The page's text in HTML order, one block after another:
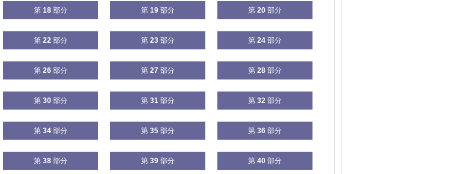
第 18 部分 第 19 部分 第 20 部分
第 22 部分 第 23 部分 第 24 部分
第 26 部分 第 27 部分 第 28 部分
第 30 部分 第 31 部分 第 32 部分
第 34 部分 第 35 部分 第 36 部分
第 38 部分 第 39 部分 第 40 部分